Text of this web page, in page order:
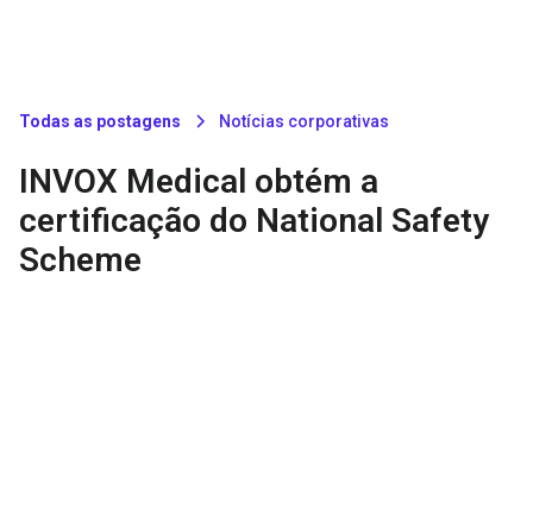
Todas as postagens Notícias corporativas
INVOX Medical obtém a
certificação do National Safety
Scheme